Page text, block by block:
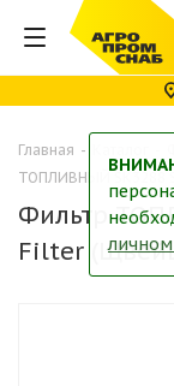
Главная -
ТОПЛИВНЫЙ SK3288
Фильтр
Filter
личном